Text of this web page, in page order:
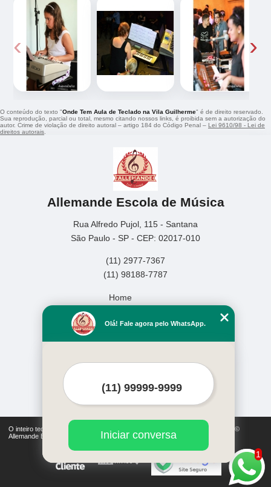
‹ ›
O conteúdo do texto "Onde Tem Aula de Teclado na Vila Guilherme" é de direito reservado.
Sua reprodução, parcial ou total, mesmo citando nossos links, é proibida sem a autorização do
autor. Crime de violação de direito autoral – artigo 184 do Código Penal – Lei 9610/98 - Lei de
direitos autorais
Allemande Escola de Música
Rua Alfredo Pujol, 115 - Santana
São Paulo - SP - CEP: 02017-010
(11) 2977-7367
(11) 98188-7787
Home
Missão
O inteiro teor deste site está sujeito à proteção de direitos autorais. Copyright©
Allemande Escola de Música (Lei 9610 de 19/02/1998)
1
Olá! Fale agora pelo WhatsApp.
Iniciar conversa